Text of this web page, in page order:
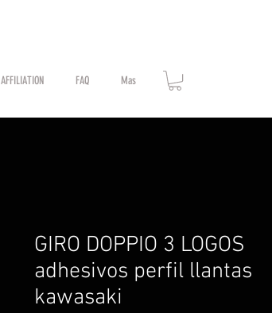
AFFILIATION FAQ Mas
GIRO DOPPIO 3 LOGOS
adhesivos perfil llantas
kawasaki